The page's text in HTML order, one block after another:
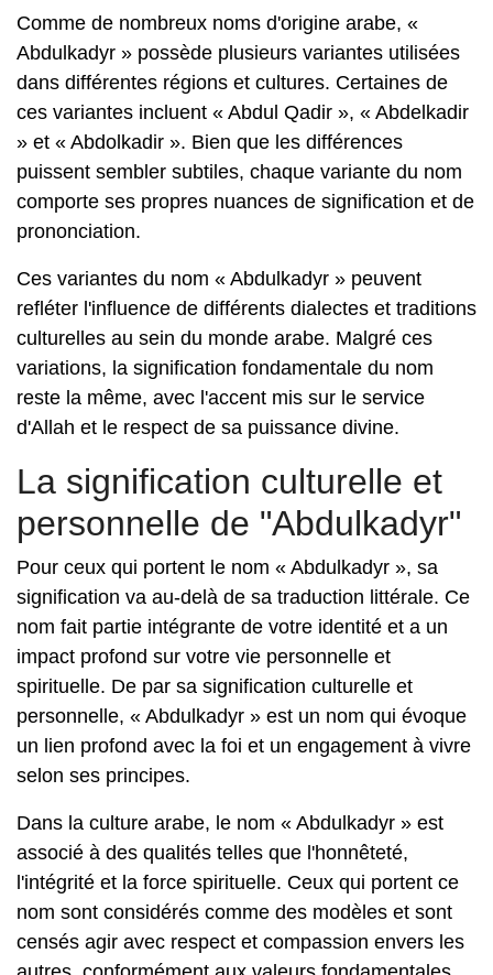
Comme de nombreux noms d'origine arabe, «
Abdulkadyr » possède plusieurs variantes utilisées
dans différentes régions et cultures. Certaines de
ces variantes incluent « Abdul Qadir », « Abdelkadir
» et « Abdolkadir ». Bien que les différences
puissent sembler subtiles, chaque variante du nom
comporte ses propres nuances de signification et de
prononciation.
Ces variantes du nom « Abdulkadyr » peuvent
refléter l'influence de différents dialectes et traditions
culturelles au sein du monde arabe. Malgré ces
variations, la signification fondamentale du nom
reste la même, avec l'accent mis sur le service
d'Allah et le respect de sa puissance divine.
La signification culturelle et
personnelle de "Abdulkadyr"
Pour ceux qui portent le nom « Abdulkadyr », sa
signification va au-delà de sa traduction littérale. Ce
nom fait partie intégrante de votre identité et a un
impact profond sur votre vie personnelle et
spirituelle. De par sa signification culturelle et
personnelle, « Abdulkadyr » est un nom qui évoque
un lien profond avec la foi et un engagement à vivre
selon ses principes.
Dans la culture arabe, le nom « Abdulkadyr » est
associé à des qualités telles que l'honnêteté,
l'intégrité et la force spirituelle. Ceux qui portent ce
nom sont considérés comme des modèles et sont
censés agir avec respect et compassion envers les